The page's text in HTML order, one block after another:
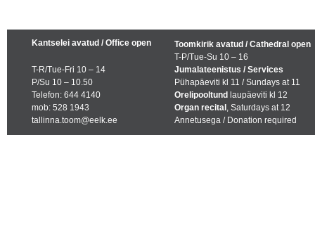
Kantselei avatud / Office open
T-R/Tue-Fri 10 – 14
P/Su 10 – 10.50
Telefon: 644 4140
mob: 528 1943
tallinna.toom@eelk.ee
Toomkirik avatud / Cathedral open
T-P/Tue-Su 10 – 16
Jumalateenistus / Services
Pühapäeviti kl 11 / Sundays at 11
Orelipooltund laupäeviti kl 12
Organ recital , Saturdays at 12
Annetusega / Donation required